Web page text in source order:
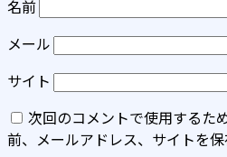
名前
メール
サイト
次回のコメントで使用するた
前、メールアドレス、サイトを保